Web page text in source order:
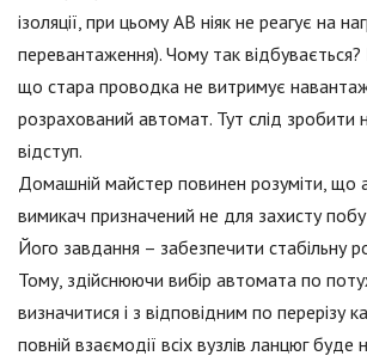
ізоляції, при цьому АВ ніяк не реагує на
перевантаження). Чому так
що стара проводка не витримує
розрахований автомат. Тут слід зробити
відступ.
Домашній майстер повинен розуміти, що
вимикач призначений не для захисту
Його завдання – забезпечити стабільну
Тому, здійснюючи вибір автомата по
визначитися і з відповідним по перерізу
повній взаємодії всіх вузлів ланцюг буде